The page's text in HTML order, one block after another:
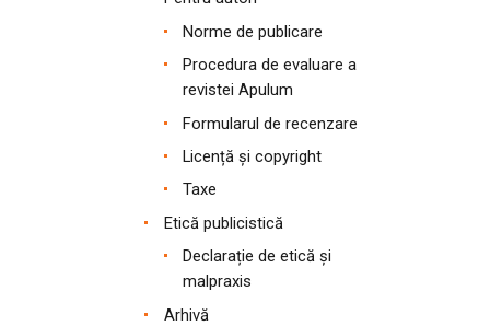
Norme de publicare
Procedura de evaluare a
revistei Apulum
Formularul de recenzare
Licență și copyright
Taxe
Etică publicistică
Declarație de etică și
malpraxis
Arhivă